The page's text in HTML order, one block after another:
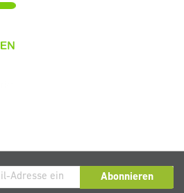
Abonnieren